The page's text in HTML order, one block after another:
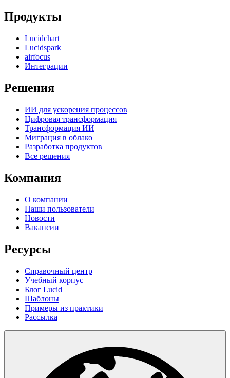
Продукты
Lucidchart
Lucidspark
airfocus
Интеграции
Решения
ИИ для ускорения процессов
Цифровая трансформация
Трансформация ИИ
Миграция в облако
Разработка продуктов
Все решения
Компания
О компании
Наши пользователи
Новости
Вакансии
Ресурсы
Справочный центр
Учебный корпус
Блог Lucid
Шаблоны
Примеры из практики
Рассылка